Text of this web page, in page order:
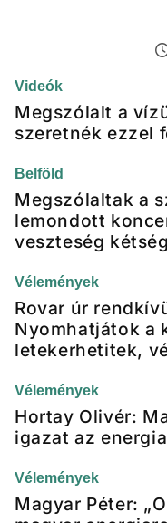
Videók
Megszólalt a
szeretnék ezzel
Belföld
Megszólaltak a
lemondott
veszteség
Vélemények
Rovar úr
Nyomhatjátok a
letekerhetitek,
Vélemények
Hortay Olivér:
igazat az
Vélemények
Magyar Péter: